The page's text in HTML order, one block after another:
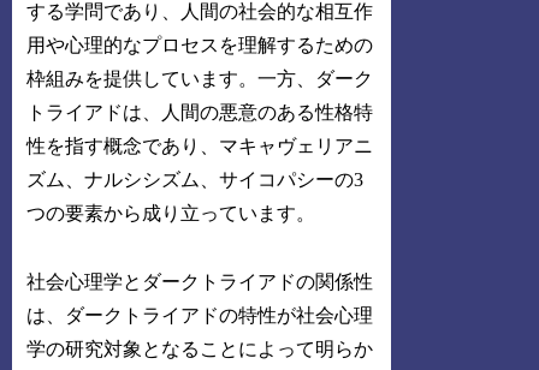
する学問であり、人間の社会的な相互作
用や心理的なプロセスを理解するための
枠組みを提供しています。一方、ダーク
トライアドは、人間の悪意のある性格特
性を指す概念であり、マキャヴェリアニ
ズム、ナルシシズム、サイコパシーの3
つの要素から成り立っています。
社会心理学とダークトライアドの関係性
は、ダークトライアドの特性が社会心理
学の研究対象となることによって明らか